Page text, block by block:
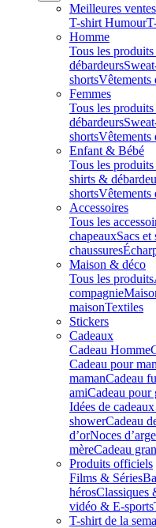
Meilleures ventes
T-shirt Humour
Homme
Tous les
débardeurs
shortsVêtements
Femmes
Tous les
débardeurs
shortsVêtements
Enfant & Bébé
Tous les
shirts &
shortsVêtements
Accessoires
Tous les
chapeauxSacs et
chaussures
Maison & déco
Tous les produits
compagnie
maisonTextiles
Stickers
Cadeaux
Cadeau Homme
Cadeau pour
mamanCadeau
amiCadeau pour
Idées de
showerCadeau
d’orNoces
mèreCadeau
Produits officiels
Films & Séries
hérosClassiques
vidéo & E-sports
T-shirt de la